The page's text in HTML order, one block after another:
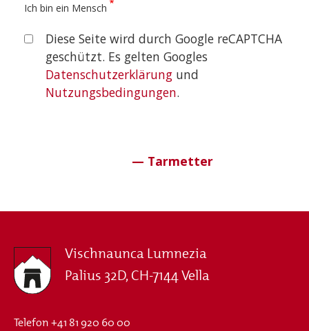
Ich bin ein Mensch
Diese Seite wird durch Google reCAPTCHA
geschützt. Es gelten Googles
Datenschutzerklärungund
Nutzungsbedingungen.
Vischnaunca Lumnezia
Palius 32D, CH-7144 Vella
Telefon+41 81 920 60 00